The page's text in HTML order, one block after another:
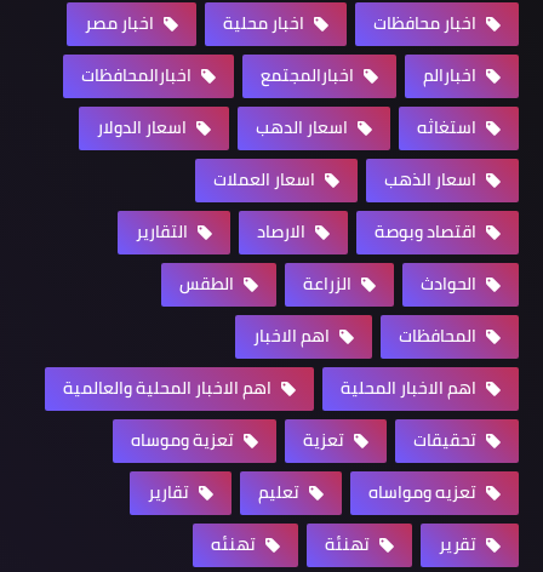
اخبار محافظات
اخبار محلية
اخبار مصر
اخبارالم
اخبارالمجتمع
اخبارالمحافظات
استغاثه
اسعار الدهب
اسعار الدولار
اسعار الذهب
اسعار العملات
اقتصاد وبوصة
الارصاد
التقارير
الحوادث
الزراعة
الطقس
المحافظات
اهم الاخبار
اهم الاخبار المحلية
اهم الاخبار المحلية والعالمية
تحقيقات
تعزية
تعزية وموساه
تعزيه ومواساه
تعليم
تقارير
تقرير
تهنئة
تهنئه